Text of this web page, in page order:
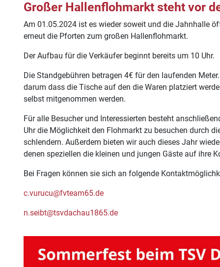
Großer Hallenflohmarkt steht vor
Am 01.05.2024 ist es wieder soweit und die Jahnhalle
erneut die Pforten zum großen Hallenflohmarkt.
Der Aufbau für die Verkäufer beginnt bereits um 10 Uhr.
Die Standgebühren betragen 4€ für den laufenden
darum dass die Tische auf den die Waren platziert
selbst mitgenommen werden.
Für alle Besucher und Interessierten besteht
Uhr die Möglichkeit den Flohmarkt zu besuchen durch
schlendern. Außerdem bieten wir auch dieses Jahr
denen speziellen die kleinen und jungen Gäste auf ihre
Bei Fragen können sie sich an folgende
c.vurucu@fvteam65.de
n.seibt@tsvdachau1865.de